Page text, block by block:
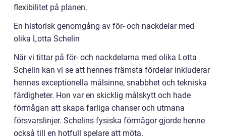
flexibilitet på planen.
En historisk genomgång av för- och nackdelar med
olika Lotta Schelin
När vi tittar på för- och nackdelarna med olika Lotta
Schelin kan vi se att hennes främsta fördelar inkluderar
hennes exceptionella målsinne, snabbhet och tekniska
färdigheter. Hon var en skicklig målskytt och hade
förmågan att skapa farliga chanser och utmana
försvarslinjer. Schelins fysiska förmågor gjorde henne
också till en hotfull spelare att möta.